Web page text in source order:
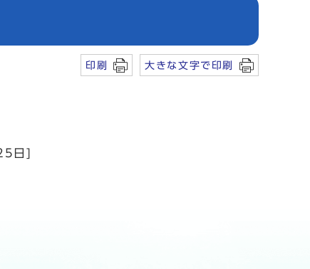
印刷 大きな文字で印刷
日]